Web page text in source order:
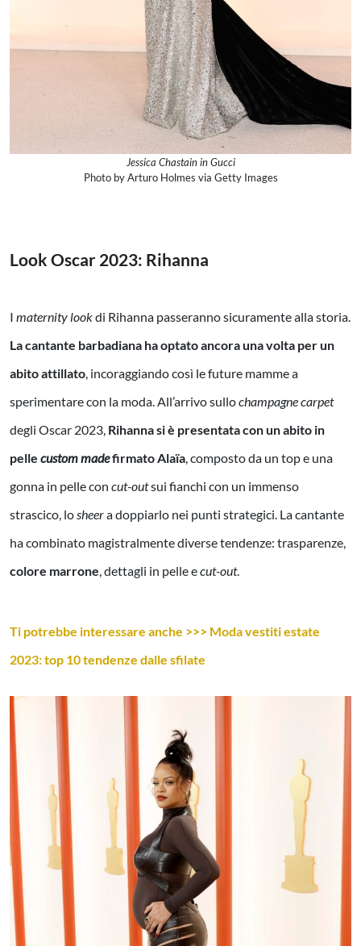
Jessica Chastain in Gucci
Photo by Arturo Holmes via Getty Images
Look Oscar 2023: Rihanna
I maternity lookdi Rihanna passeranno sicuramente alla storia.
La cantante barbadiana ha optato ancora una volta per un
abito attillato , incoraggiando così le future mamme a
sperimentare con la moda. All’arrivo sullochampagne carpet
degli Oscar 2023, Rihanna si è presentata con un abito in
pelle custom madefirmato Alaïa , composto da un top e una
gonna in pelle con cut-outsui fianchi con un immenso
strascico, lo sheera doppiarlo nei punti strategici. La cantante
ha combinato magistralmente diverse tendenze: trasparenze,
colore marrone , dettagli in pelle ecut-out.
Ti potrebbe interessare anche >>> Moda vestiti estate
2023: top 10 tendenze dalle sfilate